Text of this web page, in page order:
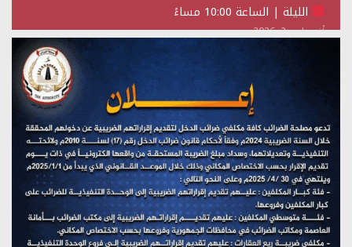
الليلة | الساعة 10:00 مساءً
أغسطس 2, 2026
تستمعون لبرنامج (حدث في مثل هذا اليوم)
(نحن لا نهزم) بث مباشر
يوليو 28, 2026
تستمعون لبرنامج (هندسة الوهم)
يوليو 28, 2026
مؤتمر صحفي لمركز عين الإنسانية حول جرائم تحالف العدوان